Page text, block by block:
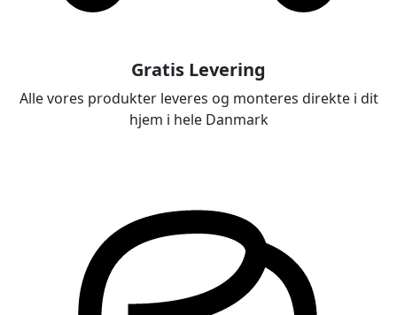
Gratis Levering
Alle vores produkter leveres og monteres direkte i dit
hjem i hele Danmark